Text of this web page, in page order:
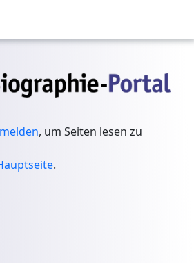
, um Seiten lesen zu
.